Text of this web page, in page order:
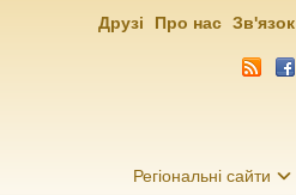
Регіональні сайти
Друзі Про нас Зв'язок